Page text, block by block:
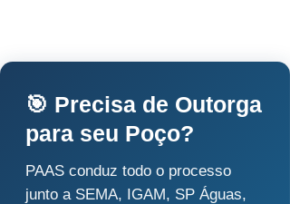
🎯 Precisa de Outorga
para seu Poço?
PAAS conduz todo o processo
junto a SEMA, IGAM, SP Águas,